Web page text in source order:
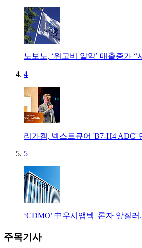
노보노, ‘위고비 알약’ 매출증가 “
4
리가켐, 넥스트큐어 'B7-H4 ADC'
5
‘CDMO’ 中우시앱텍, 론자 앞질
주목기사